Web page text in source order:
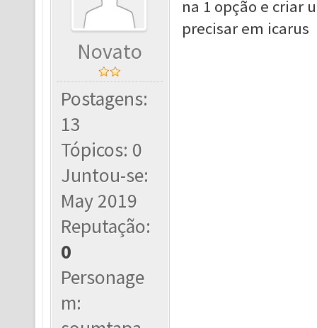
Novato
Postagens:
13
Tópicos: 0
Juntou-se:
May 2019
Reputação:
0
Personage
m:
na 1 opção e criar
precisar em icarus